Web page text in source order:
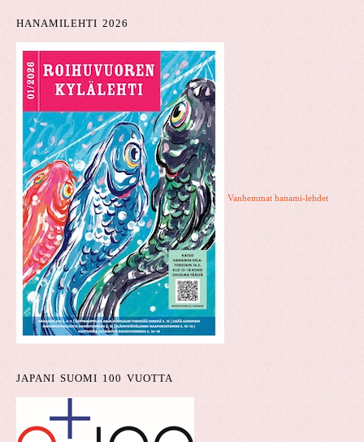
HANAMILEHTI 2026
Vanhemmat hanami-lehdet
JAPANI SUOMI 100 VUOTTA